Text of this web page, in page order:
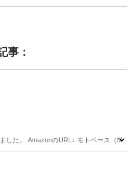
事：
した。 AmazonのURL↓ モトベース（